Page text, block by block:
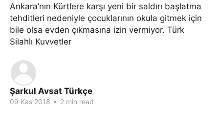
Ankara’nın Kürtlere karşı yeni bir saldırı başlatma
tehditleri nedeniyle çocuklarının okula gitmek için
bile olsa evden çıkmasına izin vermiyor. Türk
Silahlı Kuvvetler
Şarkul Avsat Türkçe
09 Kas 2018 • 2 min read